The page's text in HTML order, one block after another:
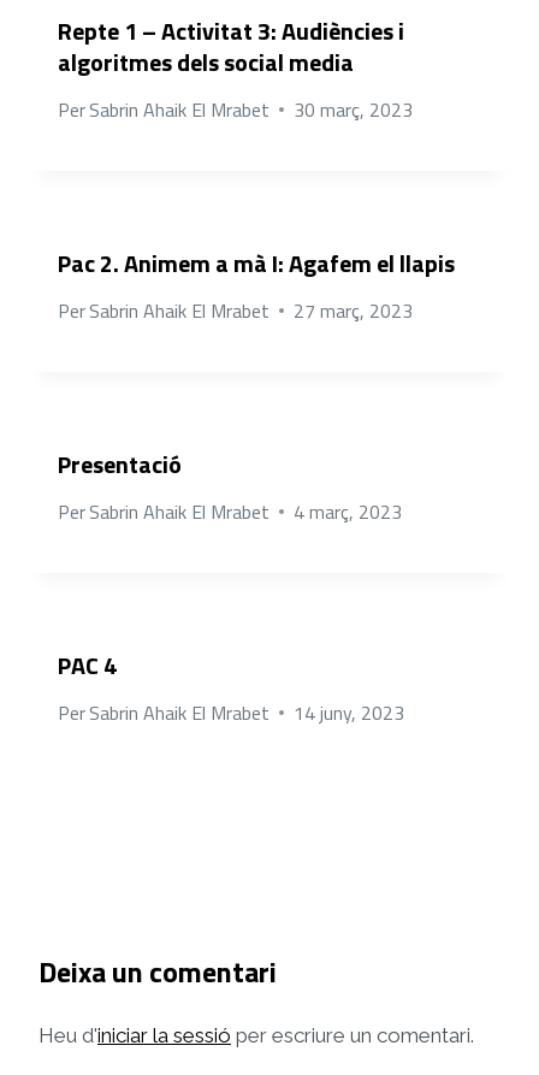
Repte 1 – Activitat 3: Audiències i
algoritmes dels social media
PerSabrin Ahaik El Mrabet 30 març, 2023
Pac 2. Animem a mà I: Agafem el llapis
PerSabrin Ahaik El Mrabet 27 març, 2023
Presentació
PerSabrin Ahaik El Mrabet 4 març, 2023
PAC 4
PerSabrin Ahaik El Mrabet 14 juny, 2023
Deixa un comentari
Heu d'iniciar la sessió per escriure un comentari.